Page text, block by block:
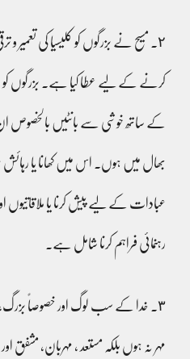
٢۔ مسیح نے بزرگوں کو کلیسیا کی تعمیر
کرنے کے لیے عطا کیا ہے۔ بزرگوں کو
کے ساتھ خوشی سے بانٹیں بالخصوص
بھال میں ہوں۔ اس میں کھانا یا رہائش
عبادات کے لیے پیش کرنا یا
رہنمائی فراہم کرنا شامل ہے۔
٣۔ خدا کے سب لوگ اور خصوصاً بزرگ،
مہر نہ ہوں بلکہ مستعد ، مہربان، مشفق